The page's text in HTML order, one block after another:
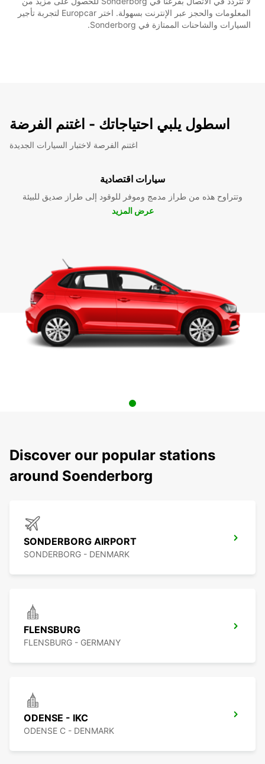
المعلومات والحجز عبر الإنترنت بسهولة. اختر Europcar لتجربة تأجير
السيارات والشاحنات الممتازة في Sonderborg.
اسطول يلبي احتياجاتك - اغتنم الفرضة
اغتنم الفرصة لاختبار السيارات الجديدة
سيارات اقتصادية
وتتراوح هذه من طراز مدمج وموفر للوقود إلى طراز صديق للبيئة
عرض المزيد
Discover our popular stations
around Soenderborg
SONDERBORG AIRPORT
SONDERBORG - DENMARK
FLENSBURG
FLENSBURG - GERMANY
ODENSE - IKC
ODENSE C - DENMARK